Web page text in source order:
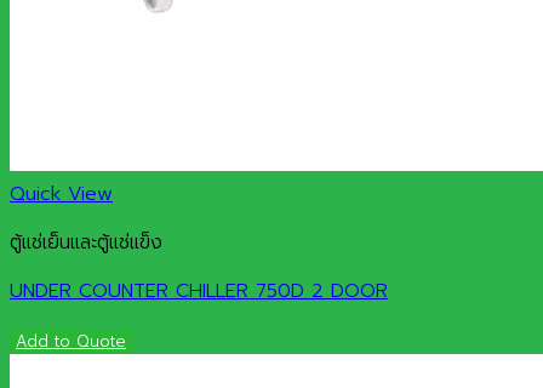
Quick View
ตู้แช่เย็นและตู้แช่แข็ง
UNDER COUNTER CHILLER 750D 2 DOOR
Add to Quote